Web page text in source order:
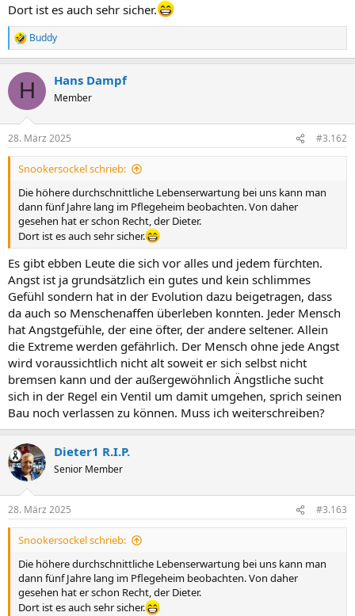
Dort ist es auch sehr sicher.
R
e
k
i
n
e
n
Buddy
H Hans Dampf
Member
28. März 2025 #3.162
Snookersockel schrieb:
Die höhere durchschnittliche Lebenserwartung bei uns kann man
dann fünf Jahre lang im Pflegeheim beobachten. Von daher
gesehen hat er schon Recht, der Dieter.
Dort ist es auch sehr sicher.
Es gibt ebben Leute die sich vor alles und jedem fürchten.
Angst ist ja grundsätzlich ein gutes und kein schlimmes
Gefühl sondern hat in der Evolution dazu beigetragen, dass
da auch so Menschenaffen überleben konnten. Jeder Mensch
hat Angstgefühle, der eine öfter, der andere seltener. Allein
die Extreme werden gefährlich. Der Mensch ohne jede Angst
wird voraussichtlich nicht alt soweit er sich selbst nicht
bremsen kann und der außergewöhnlich Ängstliche sucht
sich in der Regel ein Ventil um damit umgehen, sprich seinen
Bau noch verlassen zu können. Muss ich weiterschreiben?
Dieter1 R.I.P.
Senior Member
28. März 2025 #3.163
Snookersockel schrieb:
Die höhere durchschnittliche Lebenserwartung bei uns kann man
dann fünf Jahre lang im Pflegeheim beobachten. Von daher
gesehen hat er schon Recht, der Dieter.
Dort ist es auch sehr sicher.